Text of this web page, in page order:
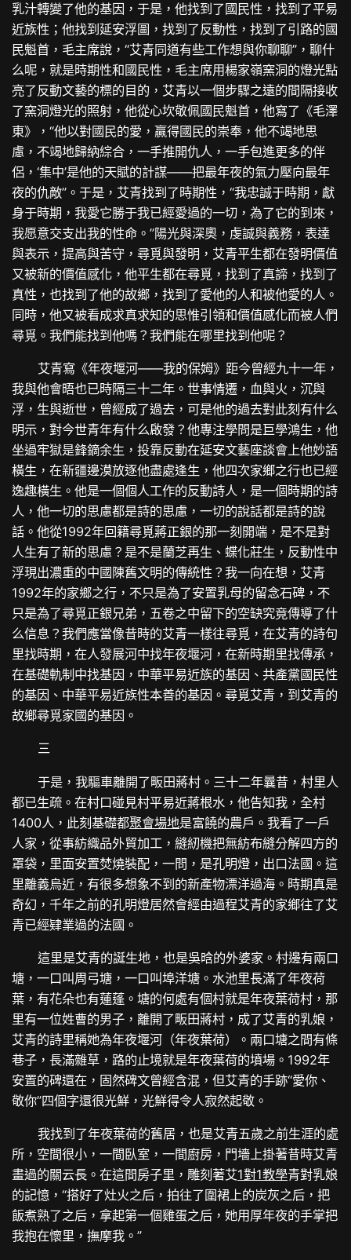
乳汁轉變了他的基因，于是，他找到了國民性，找到了平易
近族性；他找到延安浮圖，找到了反動性，找到了引路的國
民魁首，毛主席說，“艾青同道有些工作想與你聊聊”，聊什
么呢，就是時期性和國民性，毛主席用楊家嶺窯洞的燈光點
亮了反動文藝的標的目的，艾青以一個步驟之遠的間隔接收
了窯洞燈光的照射，他從心坎敬佩國民魁首，他寫了《毛澤
東》，“他以對國民的愛，贏得國民的崇奉，他不竭地思
慮，不竭地歸納綜合，一手推開仇人，一手包進更多的伴
侶，‘集中’是他的天賦的計謀——把最年夜的氣力壓向最年
夜的仇敵”。于是，艾青找到了時期性，“我忠誠于時期，獻
身于時期，我愛它勝于我已經愛過的一切，為了它的到來，
我愿意交支出我的性命。”陽光與深奧，虔誠與義務，表達
與表示，提高與苦守，尋覓與發明，艾青平生都在發明價值
又被新的價值感化，他平生都在尋覓，找到了真諦，找到了
真性，也找到了他的故鄉，找到了愛他的人和被他愛的人。
同時，他又被看成求真求知的思惟引領和價值感化而被人們
尋覓。我們能找到他嗎？我們能在哪里找到他呢？
艾青寫《年夜堰河——我的保姆》距今曾經九十一年，
我與他會晤也已時隔三十二年。世事情遷，血與火，沉與
浮，生與逝世，曾經成了過去，可是他的過去對此刻有什么
明示，對今世青年有什么啟發？他專注學問是巨學鴻生，他
坐過牢獄是鋒鏑余生，投靠反動在延安文藝座談會上他妙語
橫生，在新疆邊漠放逐他盡處逢生，他四次家鄉之行也已經
逸趣橫生。他是一個個人工作的反動詩人，是一個時期的詩
人，他一切的思慮都是詩的思慮，一切的說話都是詩的說
話。他從1992年回籍尋覓蔣正銀的那一刻開端，是不是對
人生有了新的思慮？是不是蘭芝再生、蝶化莊生，反動性中
浮現出濃重的中國陳舊文明的傳統性？我一向在想，艾青
1992年的家鄉之行，不只是為了安置乳母的留念石碑，不
只是為了尋覓正銀兄弟，五卷之中留下的空缺究竟傳導了什
么信息？我們應當像昔時的艾青一樣往尋覓，在艾青的詩句
里找時期，在人發展河中找年夜堰河，在新時期里找傳承，
在基礎軌制中找基因，中華平易近族的基因、共產黨國民性
的基因、中華平易近族性本善的基因。尋覓艾青，到艾青的
故鄉尋覓家國的基因。
三
于是，我驅車離開了畈田蔣村。三十二年曩昔，村里人
都已生疏。在村口碰見村平易近蔣根水，他告知我，全村
1400人，此刻基礎都聚會場地是富饒的農戶。我看了一戶
人家，從事紡織品外貿加工，縫紉機把無紡布縫分解四方的
罩袋，里面安置焚燒裝配，一問，是孔明燈，出口法國。這
里離義烏近，有很多想象不到的新產物漂洋過海。時期真是
奇幻，千年之前的孔明燈居然會經由過程艾青的家鄉往了艾
青已經肄業過的法國。
這里是艾青的誕生地，也是吳晗的外婆家。村邊有兩口
塘，一口叫周弓塘，一口叫埠洋塘。水池里長滿了年夜荷
葉，有花朵也有蓮蓬。塘的何處有個村就是年夜葉荷村，那
里有一位姓曹的男子，離開了畈田蔣村，成了艾青的乳娘，
艾青的詩里稱她為年夜堰河（年夜葉荷）。兩口塘之間有條
巷子，長滿雜草，路的止境就是年夜葉荷的墳場。1992年
安置的碑還在，固然碑文曾經含混，但艾青的手跡“愛你、
敬你”四個字還很光鮮，光鮮得令人寂然起敬。
我找到了年夜葉荷的舊居，也是艾青五歲之前生涯的處
所，空間很小，一間臥室，一間廚房，門墻上掛著昔時艾青
畫過的關云長。在這間房子里，雕刻著艾1對1教學青對乳娘
的記憶，“搭好了灶火之后，拍往了圍裙上的炭灰之后，把
飯煮熟了之后，拿起第一個雞蛋之后，她用厚年夜的手掌把
我抱在懷里，撫摩我。”